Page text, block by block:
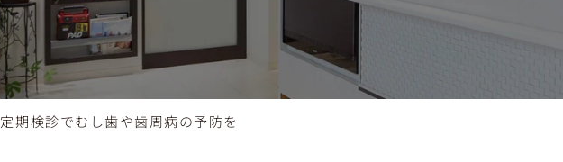
定期検診でむし歯や歯周病の予防を